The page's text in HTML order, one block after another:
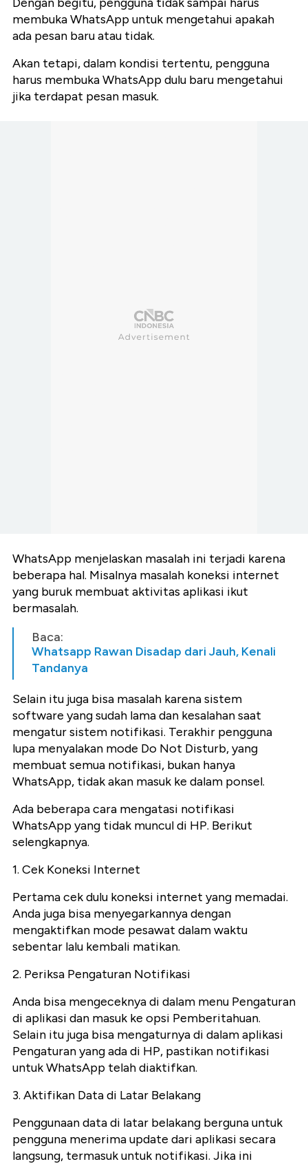
membuka WhatsApp untuk mengetahui apakah
ada pesan baru atau tidak.
Akan tetapi, dalam kondisi tertentu, pengguna
harus membuka WhatsApp dulu baru mengetahui
jika terdapat pesan masuk.
WhatsApp menjelaskan masalah ini terjadi karena
beberapa hal. Misalnya masalah koneksi internet
yang buruk membuat aktivitas aplikasi ikut
bermasalah.
Baca:
Whatsapp Rawan Disadap dari Jauh, Kenali
Tandanya
Selain itu juga bisa masalah karena sistem
software yang sudah lama dan kesalahan saat
mengatur sistem notifikasi. Terakhir pengguna
lupa menyalakan mode Do Not Disturb, yang
membuat semua notifikasi, bukan hanya
WhatsApp, tidak akan masuk ke dalam ponsel.
Ada beberapa cara mengatasi notifikasi
WhatsApp yang tidak muncul di HP. Berikut
selengkapnya.
1. Cek Koneksi Internet
Pertama cek dulu koneksi internet yang memadai.
Anda juga bisa menyegarkannya dengan
mengaktifkan mode pesawat dalam waktu
sebentar lalu kembali matikan.
2. Periksa Pengaturan Notifikasi
Anda bisa mengeceknya di dalam menu Pengaturan
di aplikasi dan masuk ke opsi Pemberitahuan.
Selain itu juga bisa mengaturnya di dalam aplikasi
Pengaturan yang ada di HP, pastikan notifikasi
untuk WhatsApp telah diaktifkan.
3. Aktifikan Data di Latar Belakang
Penggunaan data di latar belakang berguna untuk
pengguna menerima update dari aplikasi secara
langsung, termasuk untuk notifikasi. Jika ini